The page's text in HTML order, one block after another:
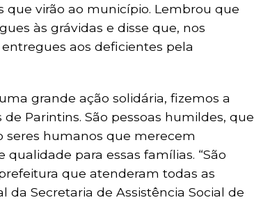
que virão ao município. Lembrou que
às grávidas e disse que, nos
aos deficientes pela
grande ação solidária, fizemos a
Parintins. São pessoas humildes, que
seres humanos que merecem
para essas famílias. “São
que atenderam todas as
Secretaria de Assistência Social de